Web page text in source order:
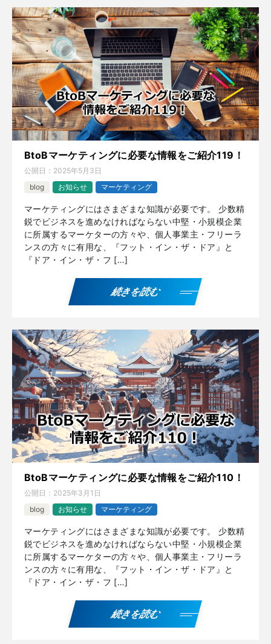
BtoBマーケティングに必要な情報をご紹介119！
公開日： 2025年5月3日
blog
お知らせ マーケティング
マーケティングにはさまざまな知識が必要です。 少数精
鋭でビジネスを進めなければならない中堅・小規模企業
に所属するマーケターの方々や、個人事業主・フリーラ
ンスの方々に有用な、『フット・イン・ザ・ドア』と
『ドア・イン・ザ・フ […]
続きを読む
BtoBマーケティングに必要な情報をご紹介110！
公開日： 2025年3月1日
blog
お知らせ マーケティング
マーケティングにはさまざまな知識が必要です。 少数精
鋭でビジネスを進めなければならない中堅・小規模企業
に所属するマーケターの方々や、個人事業主・フリーラ
ンスの方々に有用な、『フット・イン・ザ・ドア』と
『ドア・イン・ザ・フ […]
続きを読む